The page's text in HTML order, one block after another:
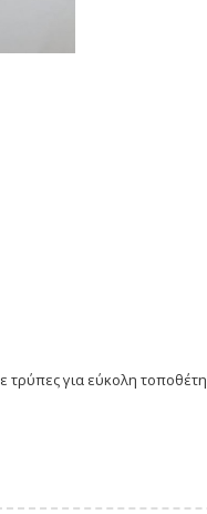
τρύπες για εύκολη